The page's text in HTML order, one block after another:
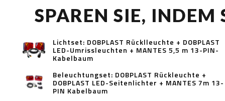
SPAREN SIE, INDEM
Lichtset: DOBPLAST Rücklleuchte + DOBPLAST
LED-Umrissleuchten + MANTES 5,5 m 13-PIN-
Kabelbaum
Beleuchtungset: DOBPLAST Rückleuchte +
DOBPLAST LED-Seitenlichter + MANTES 7m 13-
PIN Kabelbaum